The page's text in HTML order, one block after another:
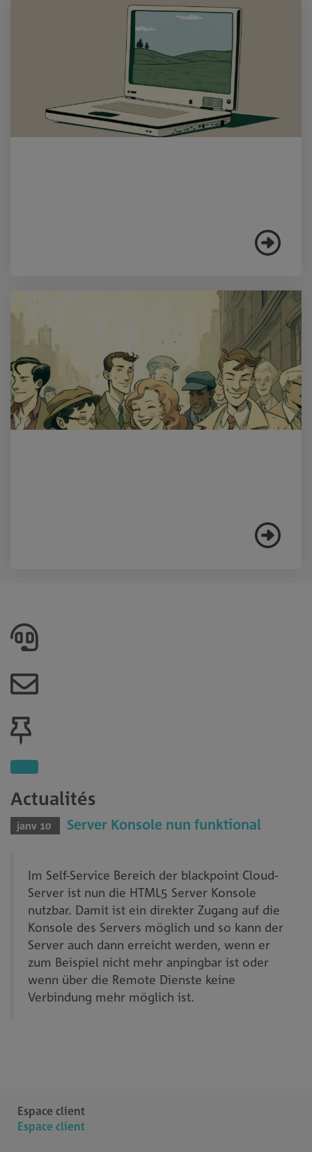
Actualités
janv 10 Server Konsole nun funktional
Im Self-Service Bereich der blackpoint Cloud-
Server ist nun die HTML5 Server Konsole
nutzbar. Damit ist ein direkter Zugang auf die
Konsole des Servers möglich und so kann der
Server auch dann erreicht werden, wenn er
zum Beispiel nicht mehr anpingbar ist oder
wenn über die Remote Dienste keine
Verbindung mehr möglich ist.
Espace client
Espace client